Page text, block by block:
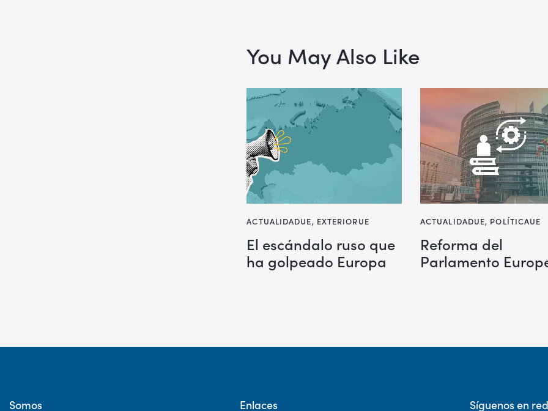
You May Also Like
ACTUALIDADUE, EXTERIORUE
El escándalo ruso que
ha golpeado Europa
ACTUALIDADUE, POLÍTICAUE
Reforma del
Parlamento
Somos Enlaces Síguenos en